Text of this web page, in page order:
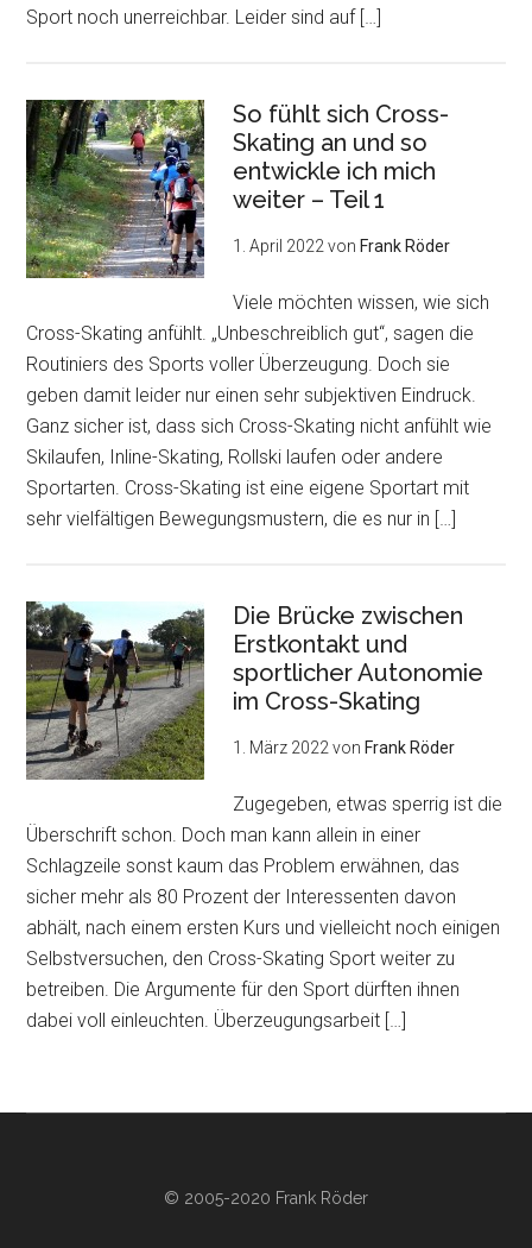
Sport noch unerreichbar. Leider sind auf […]
So fühlt sich Cross-
Skating an und so
entwickle ich mich
weiter – Teil 1
1. April 2022von Frank Röder
Viele möchten wissen, wie sich
Cross-Skating anfühlt. „Unbeschreiblich gut“, sagen die
Routiniers des Sports voller Überzeugung. Doch sie
geben damit leider nur einen sehr subjektiven Eindruck.
Ganz sicher ist, dass sich Cross-Skating nicht anfühlt wie
Skilaufen, Inline-Skating, Rollski laufen oder andere
Sportarten. Cross-Skating ist eine eigene Sportart mit
sehr vielfältigen Bewegungsmustern, die es nur in […]
Die Brücke zwischen
Erstkontakt und
sportlicher Autonomie
im Cross-Skating
1. März 2022von Frank Röder
Zugegeben, etwas sperrig ist die
Überschrift schon. Doch man kann allein in einer
Schlagzeile sonst kaum das Problem erwähnen, das
sicher mehr als 80 Prozent der Interessenten davon
abhält, nach einem ersten Kurs und vielleicht noch einigen
Selbstversuchen, den Cross-Skating Sport weiter zu
betreiben. Die Argumente für den Sport dürften ihnen
dabei voll einleuchten. Überzeugungsarbeit […]
© 2005-2020 Frank Röder